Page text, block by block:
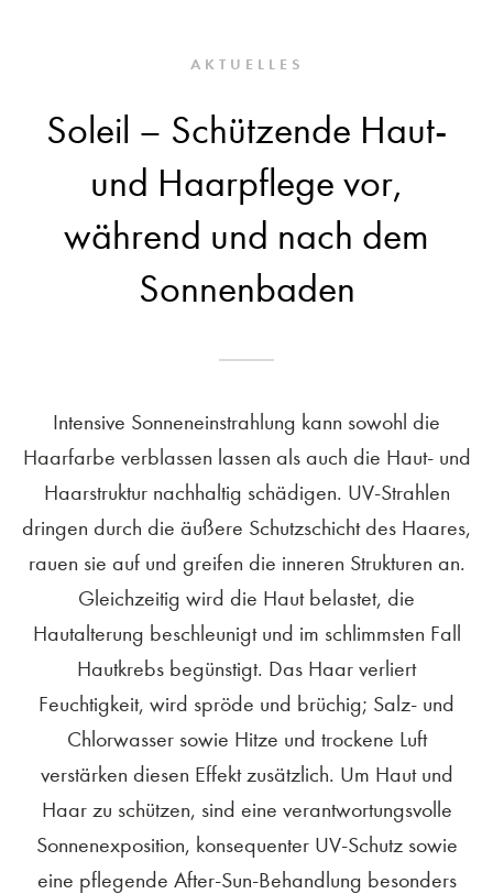
AKTUELLES
Soleil – Schützende Haut-
und Haarpflege vor,
während und nach dem
Sonnenbaden
Intensive Sonneneinstrahlung kann sowohl die
Haarfarbe verblassen lassen als auch die Haut- und
Haarstruktur nachhaltig schädigen. UV-Strahlen
dringen durch die äußere Schutzschicht des Haares,
rauen sie auf und greifen die inneren Strukturen an.
Gleichzeitig wird die Haut belastet, die
Hautalterung beschleunigt und im schlimmsten Fall
Hautkrebs begünstigt. Das Haar verliert
Feuchtigkeit, wird spröde und brüchig; Salz- und
Chlorwasser sowie Hitze und trockene Luft
verstärken diesen Effekt zusätzlich. Um Haut und
Haar zu schützen, sind eine verantwortungsvolle
Sonnenexposition, konsequenter UV-Schutz sowie
eine pflegende After-Sun-Behandlung besonders